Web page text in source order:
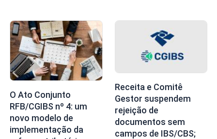
O Ato Conjunto
RFB/CGIBS nº 4: um
novo modelo de
implementação da
Receita e Comitê
Gestor suspendem
rejeição de
documentos sem
campos de IBS/CBS;